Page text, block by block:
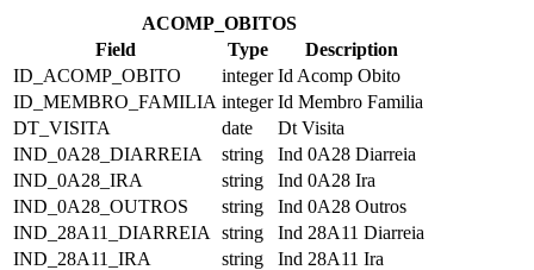
ACOMP_OBITOS
Field
Type
Description
ID_ACOMP_OBITO
integer Id Acomp Obito
ID_MEMBRO_FAMILIA integer Id Membro Familia
DT_VISITA
date
Dt Visita
IND_0A28_DIARREIA
string
Ind 0A28 Diarreia
IND_0A28_IRA
string
Ind 0A28 Ira
IND_0A28_OUTROS
string
Ind 0A28 Outros
IND_28A11_DIARREIA
string
Ind 28A11 Diarreia
IND_28A11_IRA
string
Ind 28A11 Ira